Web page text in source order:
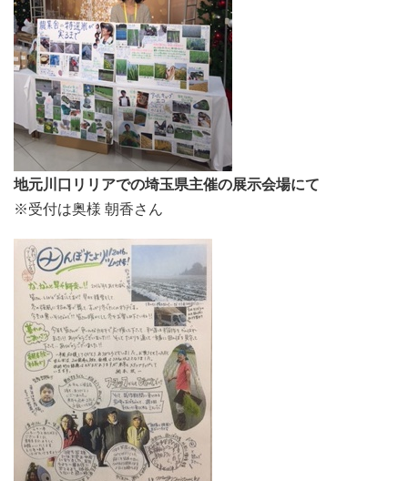
地元川口リリアでの埼玉県主催の展示会場にて
※受付は奥様 朝香さん